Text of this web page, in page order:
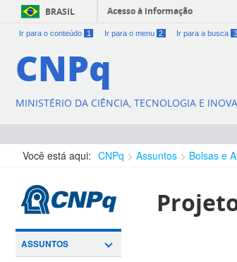
BRASIL Acesso à informação
Ir para o conteúdo 1 Ir para o menu 2 Ir para a busca 3
CNPq
MINISTÉRIO DA CIÊNCIA, TECNOLOGIA E
Você está aqui: CNPq Assuntos Bolsas e
ASSUNTOS